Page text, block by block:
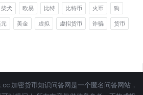
柴犬 欧易 比特 比特币 火币
狗
美金 虚拟 虚拟货币 诈骗
货币
加密货币知识问答网是一个匿名问答网站，